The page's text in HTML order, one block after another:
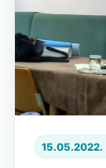
15.05.2022.